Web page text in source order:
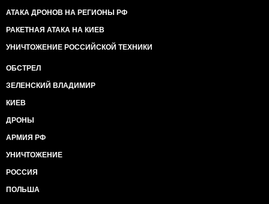
АТАКА ДРОНОВ НА РЕГИОНЫ РФ
РАКЕТНАЯ АТАКА НА КИЕВ
УНИЧТОЖЕНИЕ РОССИЙСКОЙ ТЕХНИКИ
ОБСТРЕЛ
ЗЕЛЕНСКИЙ ВЛАДИМИР
КИЕВ
ДРОНЫ
АРМИЯ РФ
УНИЧТОЖЕНИЕ
РОССИЯ
ПОЛЬША